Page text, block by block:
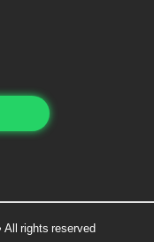
All rights reserved